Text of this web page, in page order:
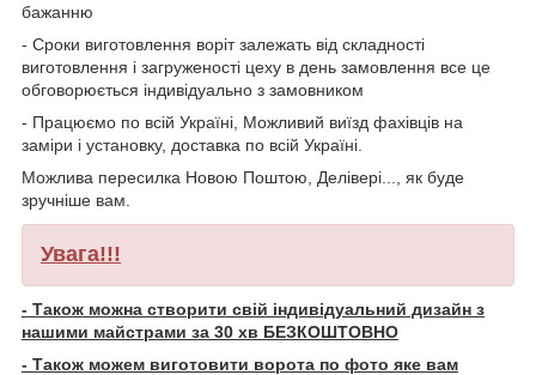
бажанню
- Сроки виготовлення воріт залежать від складності
виготовлення і загруженості цеху в день замовлення все це
обговорюється індивідуально з замовником
- Працюємо по всій Україні, Можливий виїзд фахівців на
заміри і установку, доставка по всій Україні.
Можлива пересилка Новою Поштою, Делівері..., як буде
зручніше вам.
Увага!!!
- Також можна створити свій індивідуальний дизайн з
нашими майстрами за 30 хв БЕЗКОШТОВНО
- Також можем виготовити ворота по фото яке вам